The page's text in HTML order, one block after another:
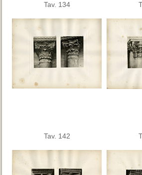
Tav. 134
Tav. 142